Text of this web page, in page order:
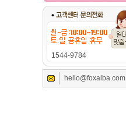
1544-9784
hello@foxalba.com